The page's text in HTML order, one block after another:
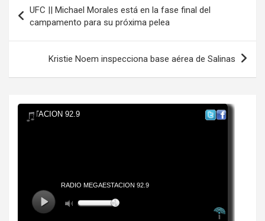
de
entradas
UFC || Michael Morales está en la fase final del
campamento para su próxima pelea
Kristie Noem inspecciona base aérea de Salinas